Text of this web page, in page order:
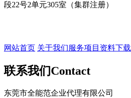
段22号2单元305室（集群注册）
网站首页 关于我们服务项目 资料下载
联系我们Contact
东莞市全能范企业代理有限公司